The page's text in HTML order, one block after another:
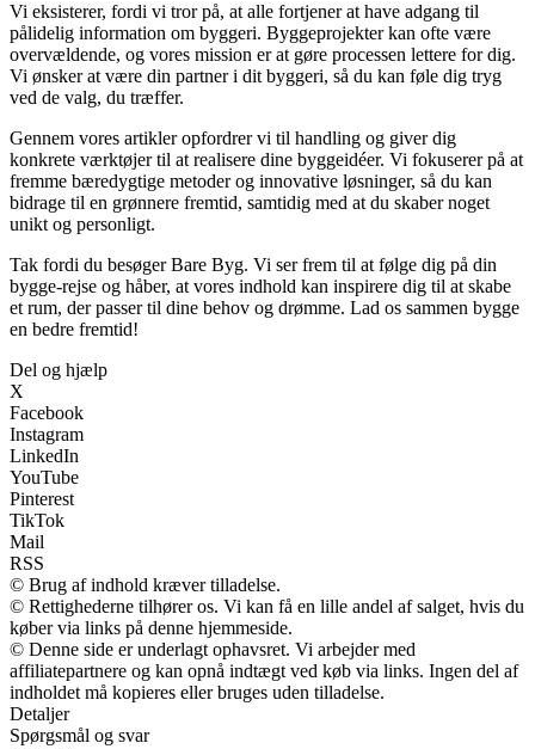
Vi eksisterer, fordi vi tror på, at alle fortjener at have adgang til
pålidelig information om byggeri. Byggeprojekter kan ofte være
overvældende, og vores mission er at gøre processen lettere for dig.
Vi ønsker at være din partner i dit byggeri, så du kan føle dig tryg
ved de valg, du træffer.
Gennem vores artikler opfordrer vi til handling og giver dig
konkrete værktøjer til at realisere dine byggeidéer. Vi fokuserer på at
fremme bæredygtige metoder og innovative løsninger, så du kan
bidrage til en grønnere fremtid, samtidig med at du skaber noget
unikt og personligt.
Tak fordi du besøger Bare Byg. Vi ser frem til at følge dig på din
bygge-rejse og håber, at vores indhold kan inspirere dig til at skabe
et rum, der passer til dine behov og drømme. Lad os sammen bygge
en bedre fremtid!
Del og hjælp
X
Facebook
Instagram
LinkedIn
YouTube
Pinterest
TikTok
Mail
RSS
© Brug af indhold kræver tilladelse.
© Rettighederne tilhører os. Vi kan få en lille andel af salget, hvis du
køber via links på denne hjemmeside.
© Denne side er underlagt ophavsret. Vi arbejder med
affiliatepartnere og kan opnå indtægt ved køb via links. Ingen del af
indholdet må kopieres eller bruges uden tilladelse.
Detaljer
Spørgsmål og svar